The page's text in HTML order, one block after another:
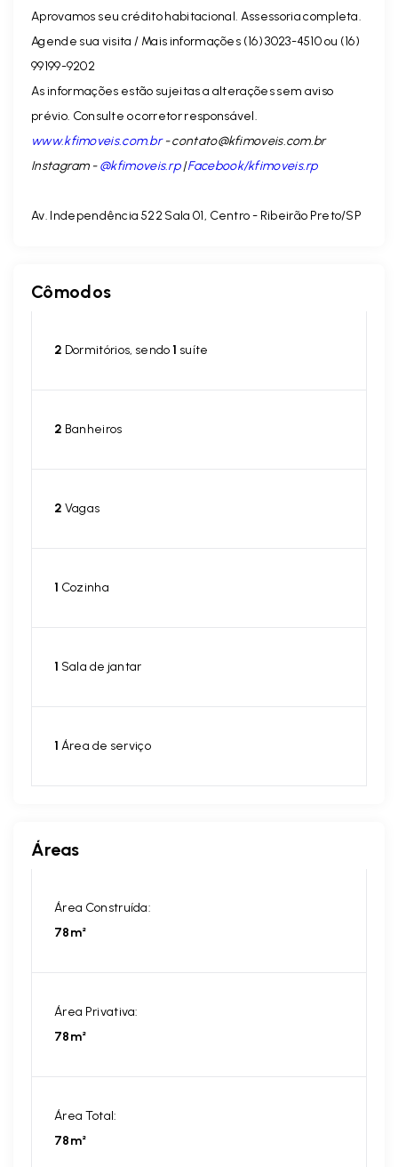
Aprovamos seu crédito habitacional. Assessoria completa.
Agende sua visita / Mais informações (16) 3023-4510 ou (16)
99199-9202
As informações estão sujeitas a alterações sem aviso
prévio. Consulte o corretor responsável.
www.kfimoveis.com.br-contato@kfimoveis.com.br
Instagram -@kfimoveis.rp|Facebook/kfimoveis.rp
Av. Independência 522 Sala 01, Centro - Ribeirão Preto/SP
Cômodos
2 Dormitórios, sendo1 suíte
2 Banheiros
2 Vagas
1 Cozinha
1 Sala de jantar
1 Área de serviço
Áreas
Área Construída:
78m²
Área Privativa:
78m²
Área Total:
78m²